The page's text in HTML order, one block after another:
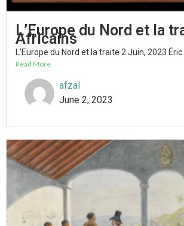
L’Europe du Nord et la
Africains
L’Europe du Nord et la traite 2 Juin, 2023
Read More
afzal
June 2, 2023